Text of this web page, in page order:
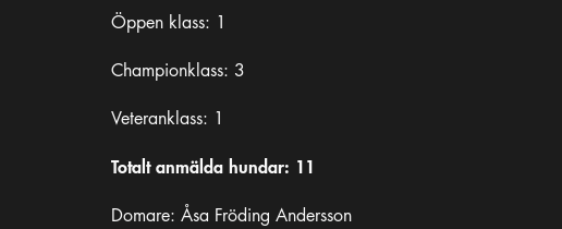
Öppen klass: 1
Championklass: 3
Veteranklass: 1
Totalt anmälda hundar: 11
Domare: Åsa Fröding Andersson